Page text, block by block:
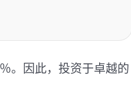
。因此，投资于卓越的